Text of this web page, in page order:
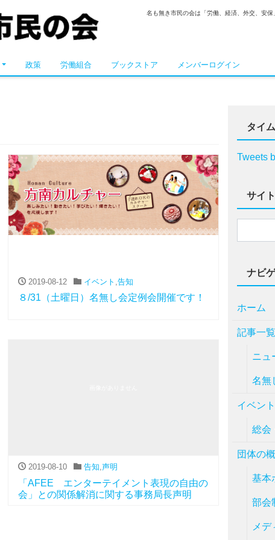
名も無き市民の会は「労働、経済、外交、安
政策 労働組合 ブックストア メンバーログイン
2019-08-12 イベント 告知
８/31（土曜日）名無し会定例会開催です！
2019-08-10 告知,声明
「AFEE エンターテイメント表現の自由の
会」との関係解消に関する事務局長声明
タイ
Tweets
サイ
ナビ
ホーム
記事一覧
ニュ
名無
イベン
総会
団体の
基本
部会
メデ